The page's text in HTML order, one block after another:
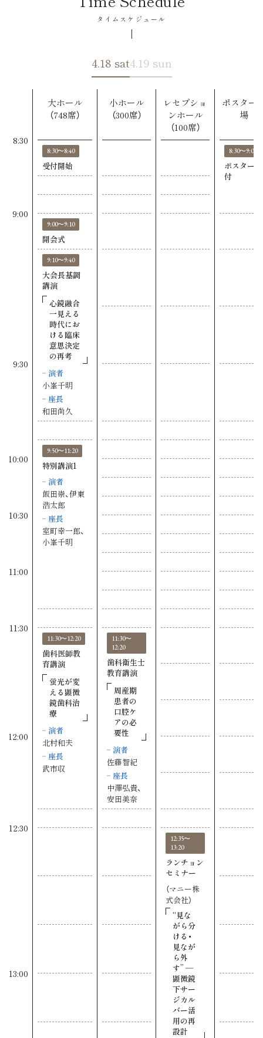
タイムスケジュール
4.18 sat4.19 sun
大ホール
（748席）
小ホール
（300席）
レセプショ
ンホール
（100席）
ポスター
場
8:30
8:30〜8:40
受付開始
8:30〜9:00
ポスター貼
付
9:00
9:00〜9:10
開会式
9:10〜9:40
大会長基調
講演
心鏡融合
一見える
時代にお
ける臨床
意思決定
の再考
演者
小峯千明
座長
和田尚久
9:30
9:50〜11:20
特別講演1
演者
飯田崇、伊東
浩太郎
座長
室町幸一郎、
小峯千明
10:00
10:30
11:00
11:30
11:30〜12:20
歯科医師教
育講演
蛍光が変
える顕微
鏡歯科治
療
演者
北村和夫
座長
武市収
11:30〜
12:20
歯科衛生士
教育講演
周産期
患者の
口腔ケ
アの必
要性
演者
佐藤智紀
座長
中澤弘貴、
安田美奈
12:00
12:30
12:35〜
13:20
ランチョン
セミナー
（マニー株
式会社）
“見な
がら分
ける・
見なが
ら外
す” ―
顕微鏡
下サー
ジカル
バー活
用の再
設計
13:00